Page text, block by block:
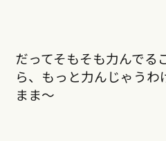
だってそもそも力んでる
ら、もっと力んじゃうわ
まま〜